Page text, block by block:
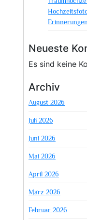
Erinnerungen
Neueste
Es sind keine
Archiv
August 2026
Juli 2026
Juni 2026
Mai 2026
April 2026
März 2026
Februar 2026